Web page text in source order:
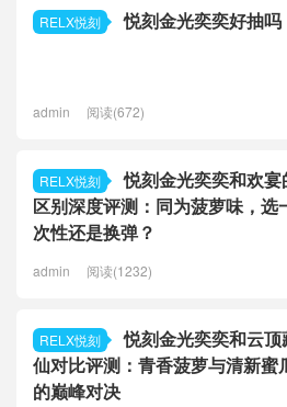
RELX悦刻 悦刻金光奕奕好抽吗
admin 阅读(672)
RELX悦刻
悦刻金光奕奕和欢宴
区别深度评测：同为菠萝味，选
次性还是换弹？
admin 阅读(1232)
RELX悦刻
悦刻金光奕奕和云顶
仙对比评测：青香菠萝与清新蜜
的巅峰对决